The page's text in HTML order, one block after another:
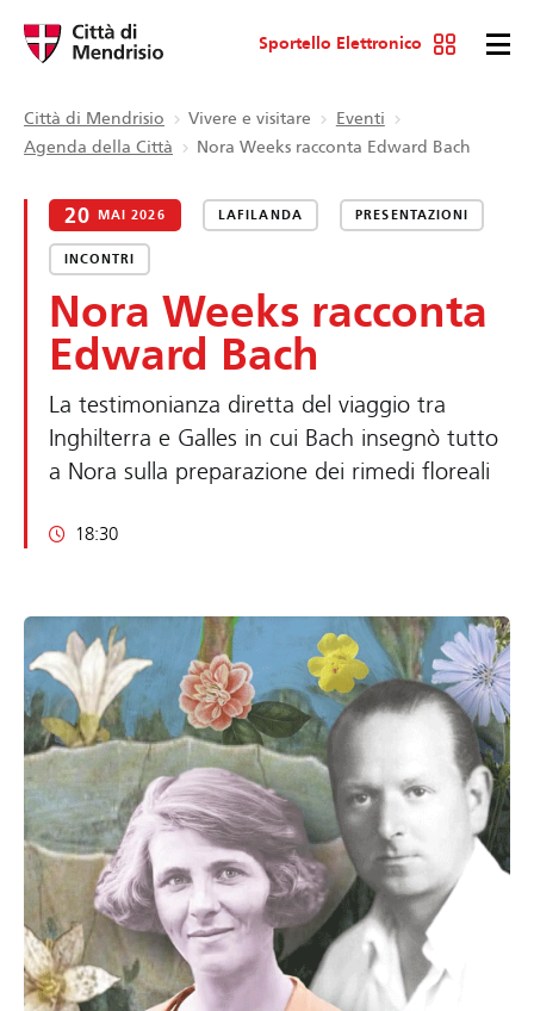
Sportello Elettronico
Città di Mendrisio Vivere e visitare
Eventi
Agenda della Città
Nora Weeks racconta Edward Bach
20 MAI 2026 LAFILANDA PRESENTAZIONI
INCONTRI
Nora Weeks racconta
Edward Bach
La testimonianza diretta del viaggio tra
Inghilterra e Galles in cui Bach insegnò tutto
a Nora sulla preparazione dei rimedi floreali
18:30